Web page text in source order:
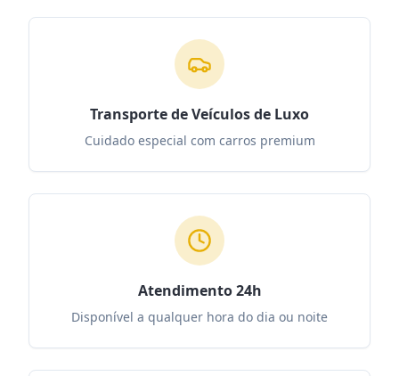
Transporte de Veículos de Luxo
Cuidado especial com carros premium
Atendimento 24h
Disponível a qualquer hora do dia ou noite